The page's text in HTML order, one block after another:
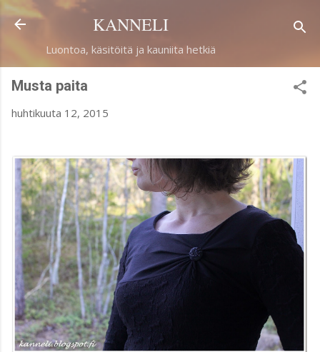
Siirry pääsisältöön
KANNELI
Luontoa, käsitöitä ja kauniita hetkiä
Musta paita
huhtikuuta 12, 2015